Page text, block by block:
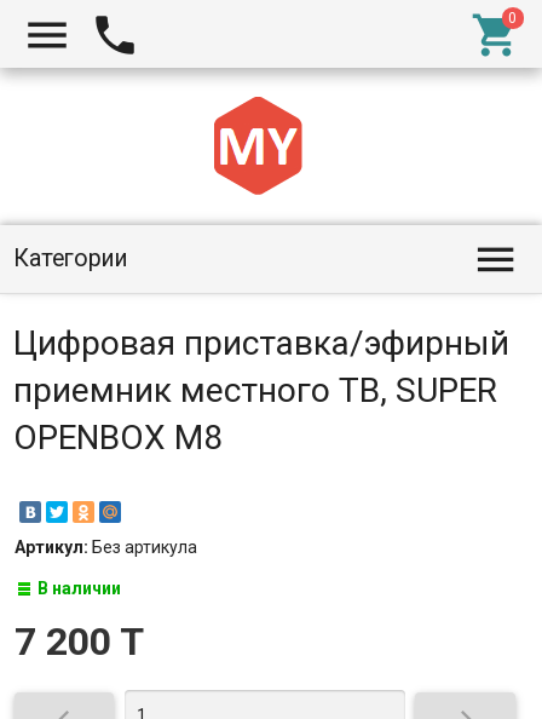
  
Категории 
Цифровая приставка/эфирный
приемник местного ТВ, SUPER
OPENBOX M8
Артикул: Без артикула
В наличии
7 200 T